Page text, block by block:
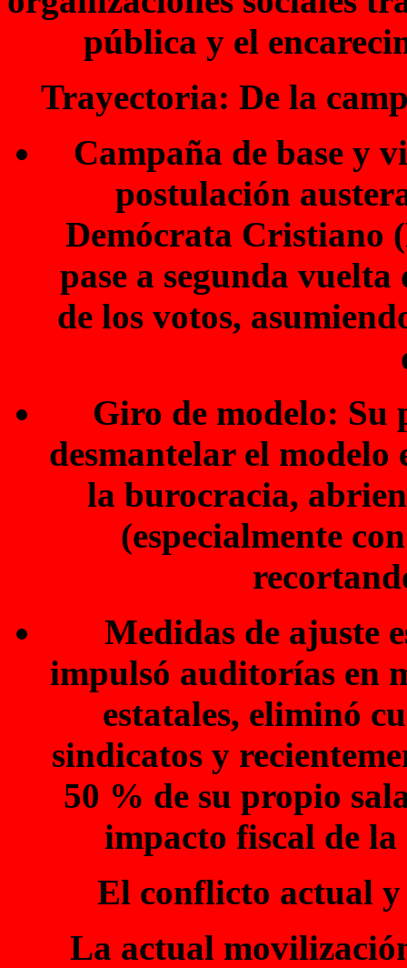
pública y el
Trayectoria: De la
Campaña de base y
postulación
Demócrata Cristiano
pase a segunda
de los votos,
Giro de modelo: Su
desmantelar el
la burocracia,
(especialmente
Medidas de ajuste
impulsó auditorías en
estatales, eliminó
sindicatos y
50 % de su propio
impacto fiscal de la
El conflicto actual y
La actual